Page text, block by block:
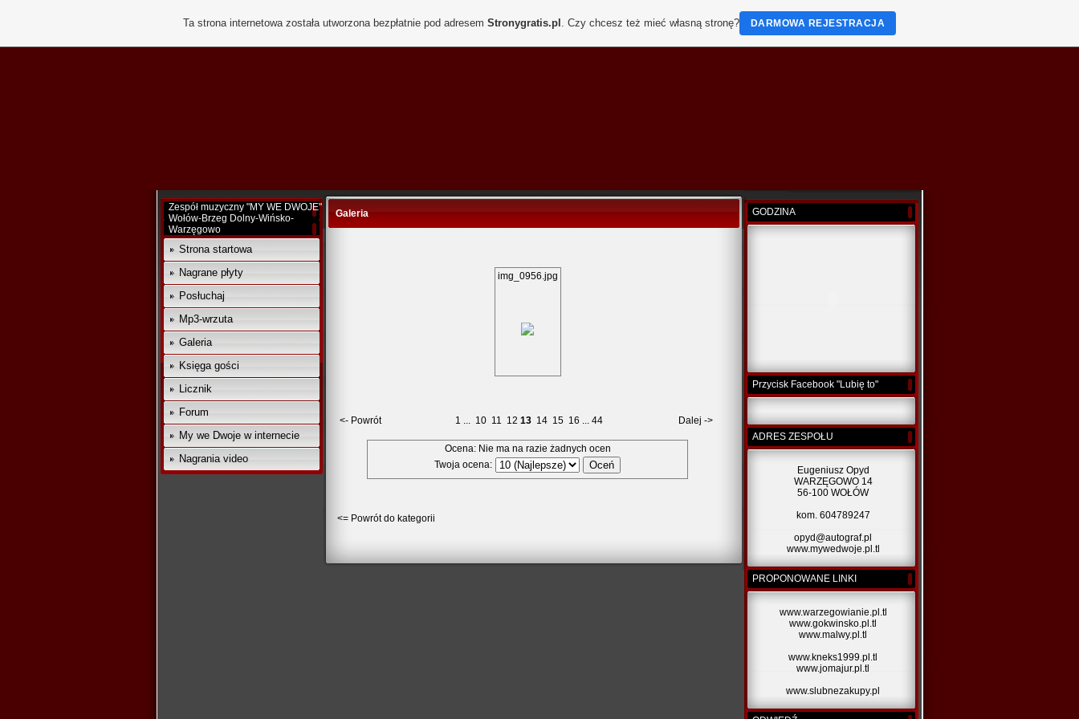
Zespół muzyczny "MY WE DWOJE"
Wołów-Brzeg Dolny-Wińsko-
Warzęgowo
Strona startowa
Nagrane płyty
Posłuchaj
Mp3-wrzuta
Galeria
Księga gości
Licznik
Forum
My we Dwoje w internecie
Nagrania video
Galeria
img_0956.jpg
<- Powrót 1 ... 10 11 12 13 14 15 16 ... 44 Dalej ->
Ocena: Nie ma na razie żadnych ocen
Twoja ocena:
<= Powrót do kategorii
GODZINA
Przycisk Facebook "Lubię to"
ADRES ZESPOŁU
Eugeniusz Opyd
WARZĘGOWO 14
56-100 WOŁÓW
kom. 604789247
opyd@autograf.pl
www.mywedwoje.pl.tl
PROPONOWANE LINKI
www.warzegowianie.pl.tl
www.gokwinsko.pl.tl
www.malwy.pl.tl
www.kneks1999.pl.tl
www.jomajur.pl.tl
www.slubnezakupy.pl
Ta strona internetowa została utworzona bezpłatnie pod adresem Stronygratis.pl . Czy chcesz też mieć własną stronę? DARMOWA REJESTRACJA